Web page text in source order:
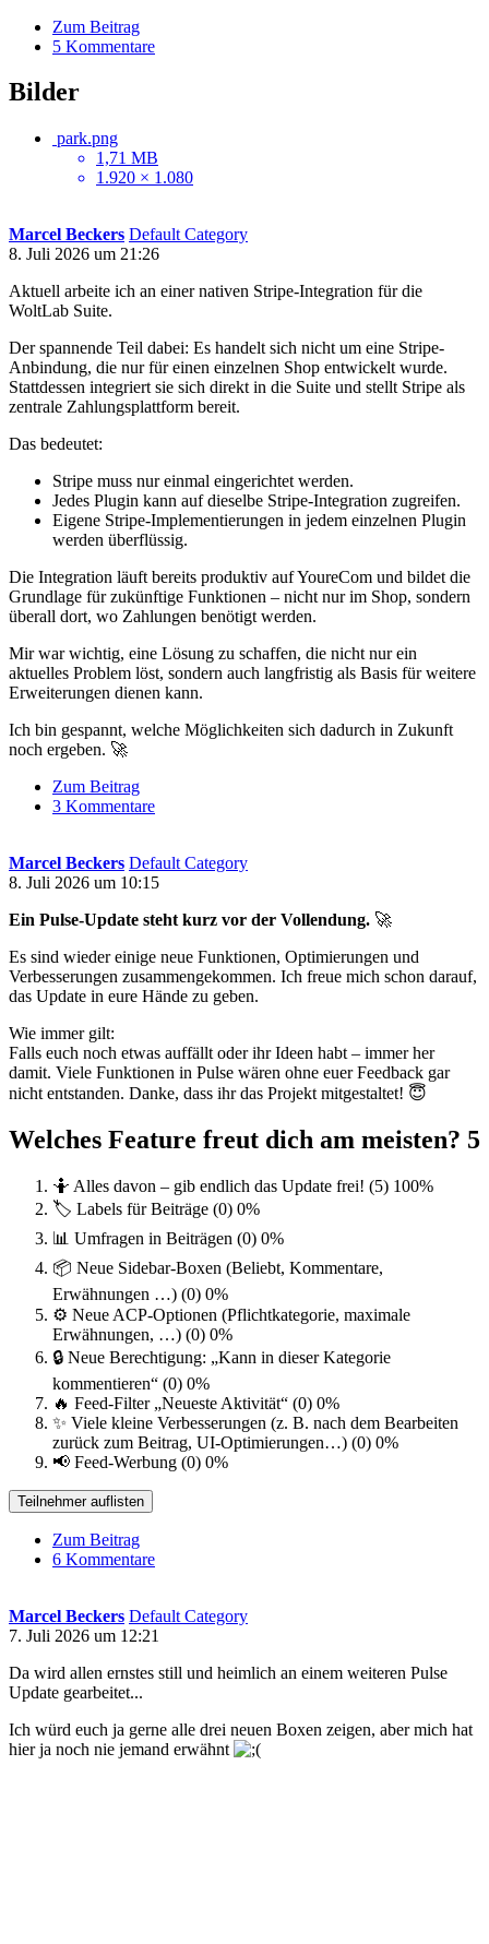
Zum Beitrag
5 Kommentare
Bilder
park.png
1,71 MB
1.920 × 1.080
Marcel Beckers Default Category
8. Juli 2026 um 21:26
Aktuell arbeite ich an einer nativen Stripe-Integration für die
WoltLab Suite.
Der spannende Teil dabei: Es handelt sich nicht um eine Stripe-
Anbindung, die nur für einen einzelnen Shop entwickelt wurde.
Stattdessen integriert sie sich direkt in die Suite und stellt Stripe als
zentrale Zahlungsplattform bereit.
Das bedeutet:
Stripe muss nur einmal eingerichtet werden.
Jedes Plugin kann auf dieselbe Stripe-Integration zugreifen.
Eigene Stripe-Implementierungen in jedem einzelnen Plugin
werden überflüssig.
Die Integration läuft bereits produktiv auf YoureCom und bildet die
Grundlage für zukünftige Funktionen – nicht nur im Shop, sondern
überall dort, wo Zahlungen benötigt werden.
Mir war wichtig, eine Lösung zu schaffen, die nicht nur ein
aktuelles Problem löst, sondern auch langfristig als Basis für weitere
Erweiterungen dienen kann.
Ich bin gespannt, welche Möglichkeiten sich dadurch in Zukunft
noch ergeben. 🚀
Zum Beitrag
3 Kommentare
Marcel Beckers Default Category
8. Juli 2026 um 10:15
Ein Pulse-Update steht kurz vor der Vollendung. 🚀
Es sind wieder einige neue Funktionen, Optimierungen und
Verbesserungen zusammengekommen. Ich freue mich schon darauf,
das Update in eure Hände zu geben.
Wie immer gilt:
Falls euch noch etwas auffällt oder ihr Ideen habt – immer her
damit. Viele Funktionen in Pulse wären ohne euer Feedback gar
nicht entstanden. Danke, dass ihr das Projekt mitgestaltet! 😇
Welches Feature freut dich am meisten? 5
🤷 Alles davon – gib endlich das Update frei! (5) 100%
🏷️ Labels für Beiträge (0) 0%
📊 Umfragen in Beiträgen (0) 0%
📦 Neue Sidebar-Boxen (Beliebt, Kommentare,
Erwähnungen …) (0) 0%
⚙️ Neue ACP-Optionen (Pflichtkategorie, maximale
Erwähnungen, …) (0) 0%
🔒 Neue Berechtigung: „Kann in dieser Kategorie
kommentieren“ (0) 0%
🔥 Feed-Filter „Neueste Aktivität“ (0) 0%
✨ Viele kleine Verbesserungen (z. B. nach dem Bearbeiten
zurück zum Beitrag, UI-Optimierungen…) (0) 0%
📢 Feed-Werbung (0) 0%
Teilnehmer auflisten
Zum Beitrag
6 Kommentare
Marcel Beckers Default Category
7. Juli 2026 um 12:21
Da wird allen ernstes still und heimlich an einem weiteren Pulse
Update gearbeitet...
Ich würd euch ja gerne alle drei neuen Boxen zeigen, aber mich hat
hier ja noch nie jemand erwähnt